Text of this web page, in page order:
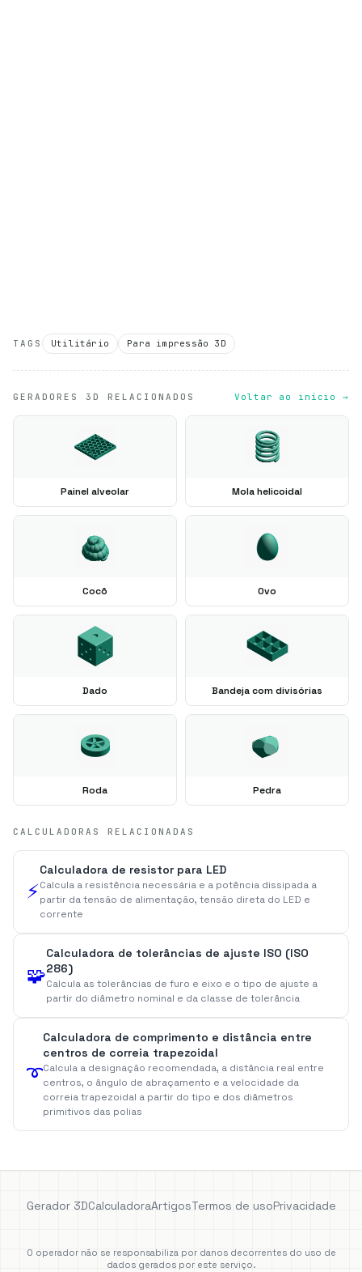
TAGS Utilitário Para impressão 3D
GERADORES 3D RELACIONADOS Voltar ao início →
Painel alveolar Mola helicoidal
Cocô Ovo
Dado Bandeja com divisórias
Roda Pedra
CALCULADORAS RELACIONADAS
⚡
Calculadora de resistor para LED
Calcula a resistência necessária e a potência dissipada a
partir da tensão de alimentação, tensão direta do LED e
corrente
🧩
Calculadora de tolerâncias de ajuste ISO (ISO
286)
Calcula as tolerâncias de furo e eixo e o tipo de ajuste a
partir do diâmetro nominal e da classe de tolerância
➰
Calculadora de comprimento e distância entre
centros de correia trapezoidal
Calcula a designação recomendada, a distância real entre
centros, o ângulo de abraçamento e a velocidade da
correia trapezoidal a partir do tipo e dos diâmetros
primitivos das polias
Gerador 3DCalculadoraArtigosTermos de usoPrivacidade
O operador não se responsabiliza por danos decorrentes do uso de
dados gerados por este serviço.